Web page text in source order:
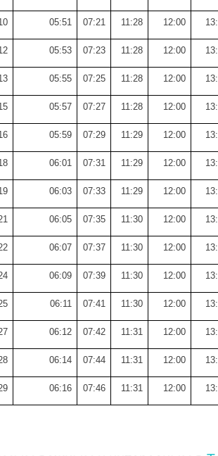
05:51 07:21 11:28 12:00
05:53 07:23 11:28 12:00
05:55 07:25 11:28 12:00
05:57 07:27 11:28 12:00
05:59 07:29 11:29 12:00
06:01 07:31 11:29 12:00
06:03 07:33 11:29 12:00
06:05 07:35 11:30 12:00
06:07 07:37 11:30 12:00
06:09 07:39 11:30 12:00
06:11 07:41 11:30 12:00
06:12 07:42 11:31 12:00
06:14 07:44 11:31 12:00
06:16 07:46 11:31 12:00